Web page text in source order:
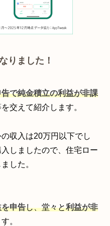
りました！
で純金積立の利益が非課
交えて紹介します。
収入は20万円以下でし
しましたので、住宅ロー
した。
申告し、堂々と利益が非
。